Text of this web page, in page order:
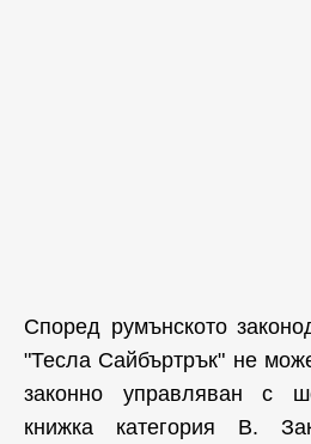
Според румънското
"Тесла Сайбъртрък" не
законно управляван с
книжка категория B.